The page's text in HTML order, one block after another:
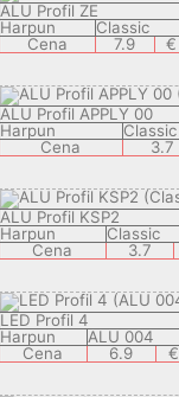
ALU Profil ZE
Harpun
Classic
Cena
7.9 €
ALU Profil APPLY 00
Harpun
Classic
Cena
3.7
ALU Profil KSP2
Harpun
Classic
Cena
3.7
LED Profil 4
Harpun
ALU 004
Cena
6.9 €